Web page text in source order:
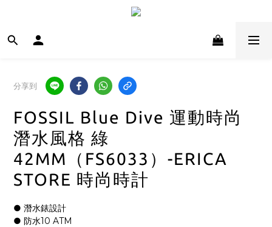
分享到
FOSSIL Blue Dive 運動時尚
潛水風格 綠
42MM（FS6033）-ERICA
STORE 時尚時計
● 潛水錶設計
● 防水10 ATM